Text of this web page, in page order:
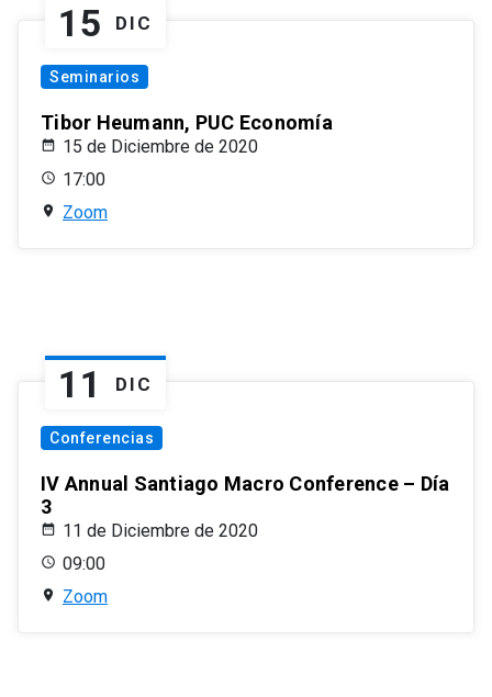
15 DIC
Seminarios
Tibor Heumann, PUC Economía
15 de Diciembre de 2020
17:00
Zoom
11 DIC
Conferencias
IV Annual Santiago Macro Conference – Día
3
11 de Diciembre de 2020
09:00
Zoom